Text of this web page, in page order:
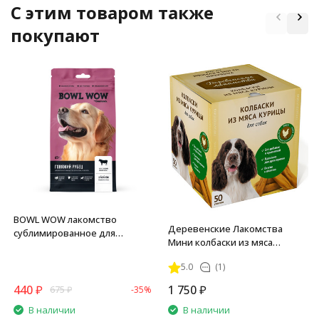
C этим товаром также
покупают
BOWL WOW лакомство
сублимированное для
440₽ 675₽ -35%
В наличии
Деревенские Лакомства
Мини колбаски из мяса
5.0 (1)
1 750 ₽
В наличии